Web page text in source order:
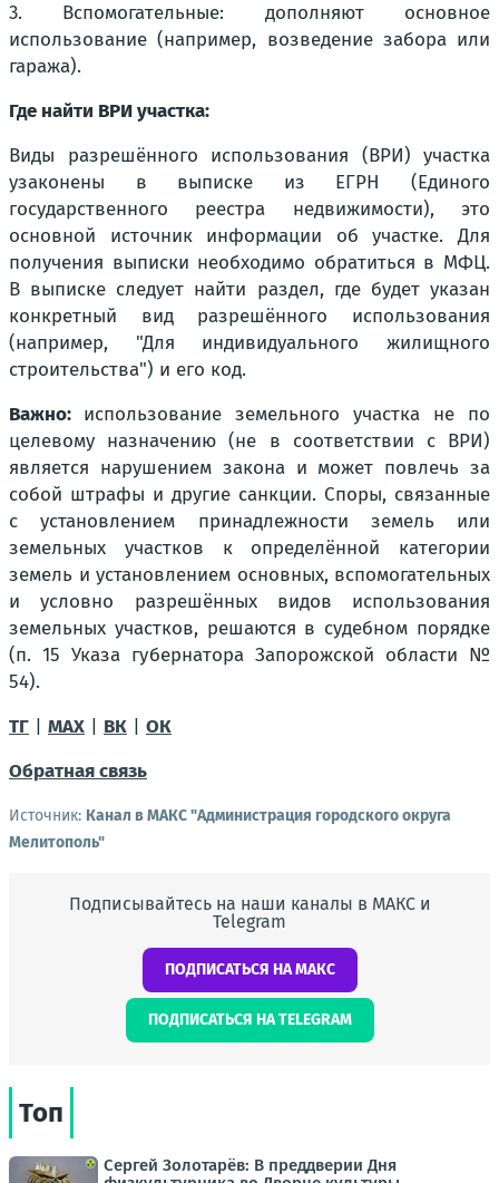
3. Вспомогательные: дополняют основное
использование (например, возведение забора или
гаража).
Где найти ВРИ участка:
Виды разрешённого использования (ВРИ) участка
узаконены в выписке из ЕГРН (Единого
государственного реестра недвижимости), это
основной источник информации об участке. Для
получения выписки необходимо обратиться в МФЦ.
В выписке следует найти раздел, где будет указан
конкретный вид разрешённого использования
(например, "Для индивидуального жилищного
строительства") и его код.
Важно: использование земельного участка не по
целевому назначению (не в соответствии с ВРИ)
является нарушением закона и может повлечь за
собой штрафы и другие санкции. Споры, связанные
с установлением принадлежности земель или
земельных участков к определённой категории
земель и установлением основных, вспомогательных
и условно разрешённых видов использования
земельных участков, решаются в судебном порядке
(п. 15 Указа губернатора Запорожской области №
54).
ТГ
MAX ВК
ОК
Обратная связь
Источник: Канал в МАКС "Администрация городского округа
Мелитополь"
Подписывайтесь на наши каналы в МАКС и
Telegram
ПОДПИСАТЬСЯ НА МАКС
ПОДПИСАТЬСЯ НА TELEGRAM
Топ
Сергей Золотарёв: В преддверии Дня